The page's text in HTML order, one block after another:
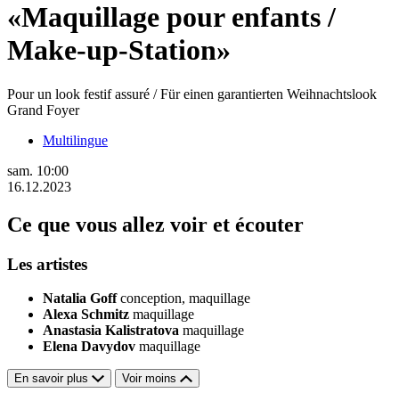
«Maquillage pour enfants /
Make-up-Station»
Pour un look festif assuré / Für einen garantierten Weihnachtslook
Grand Foyer
Multilingue
sam. 10:00
16.12.2023
Ce que vous allez voir et écouter
Les artistes
Natalia Goff conception, maquillage
Alexa Schmitz maquillage
Anastasia Kalistratova maquillage
Elena Davydov maquillage
En savoir plus Voir moins